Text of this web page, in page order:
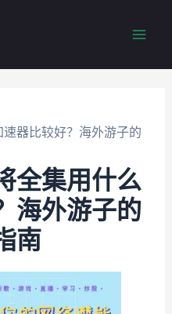
器比较好？海外游子的
全集用什么
海外游子的
南